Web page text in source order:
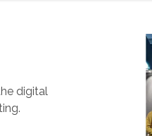
digital